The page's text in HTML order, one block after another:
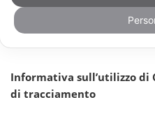
Informativa sull’utilizzo di
di tracciamento